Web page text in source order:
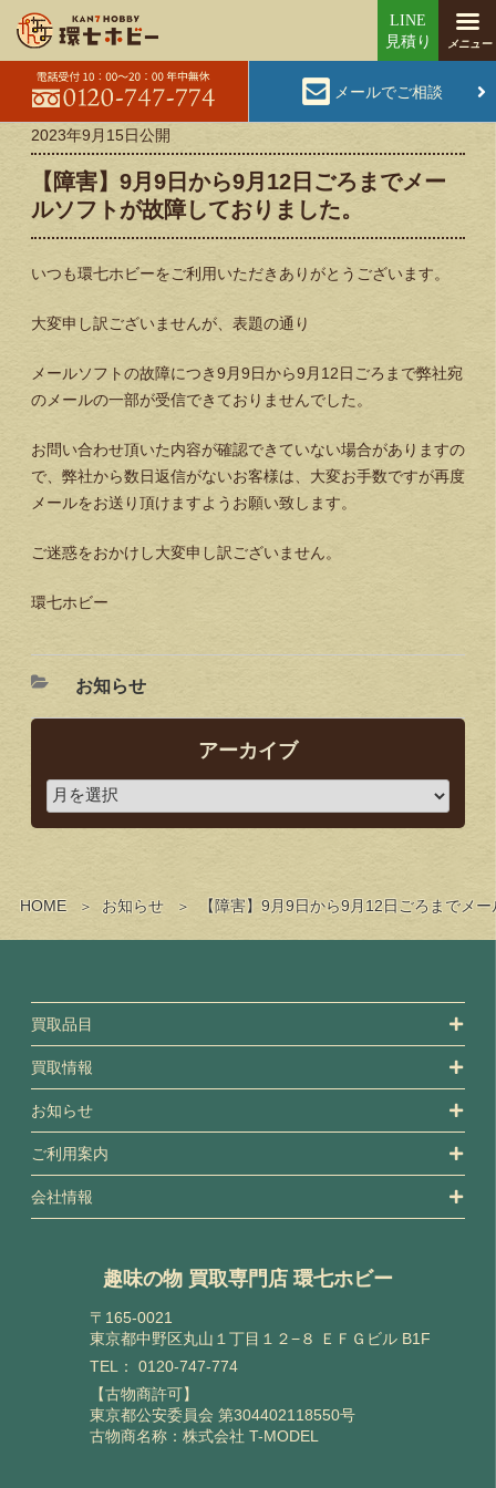
メールでご相談
HOME お知らせ 【障害】9月9日から9月12日ごろまでメ
2023年9月15日公開
【障害】9月9日から9月12日ごろまでメー
ルソフトが故障しておりました。
いつも環七ホビーをご利用いただきありがとうございます。
大変申し訳ございませんが、表題の通り
メールソフトの故障につき9月9日から9月12日ごろまで弊社宛
のメールの一部が受信できておりませんでした。
お問い合わせ頂いた内容が確認できていない場合がありますの
で、弊社から数日返信がないお客様は、大変お手数ですが再度
メールをお送り頂けますようお願い致します。
ご迷惑をおかけし大変申し訳ございません。
環七ホビー
お知らせ
アーカイブ
買取品目
買取情報
お知らせ
ご利用案内
会社情報
趣味の物 買取専門店 環七ホビー
〒165-0021
東京都中野区丸山１丁目１２−８ ＥＦＧビル B1F
TEL： 0120-747-774
【古物商許可】
東京都公安委員会 第304402118550号
古物商名称：株式会社 T-MODEL